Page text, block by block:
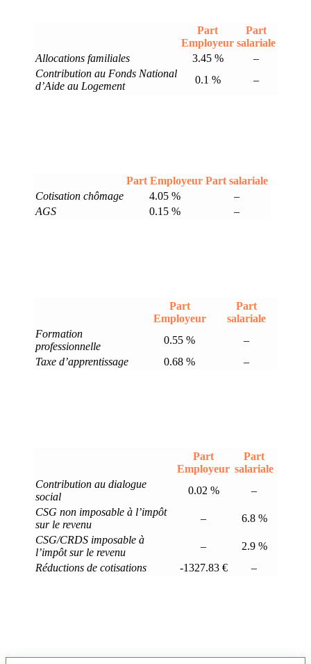
Part
Employeur
Part
salariale
Allocations familiales
3.45 %
–
Contribution au Fonds National
d’Aide au Logement
0.1 % –
Part Employeur Part salariale
Cotisation chômage
4.05 %
–
AGS
0.15 % –
Part
Employeur
Part
salariale
Formation
professionnelle
0.55 %
–
Taxe d’apprentissage
0.68 % –
Part
Employeur
Part
salariale
Contribution au dialogue
social
0.02 %
–
CSG non imposable à l’impôt
sur le revenu
–
6.8 %
CSG/CRDS imposable à
l’impôt sur le revenu
–
2.9 %
Réductions de cotisations
-1327.83 € –